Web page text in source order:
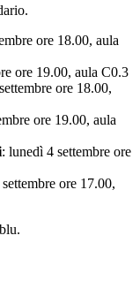
ore 18.00, aula
ore 19.00, aula C0.3
ore 18.00,
ore 19.00, aula
: lunedì 4 settembre ore
ore 17.00,